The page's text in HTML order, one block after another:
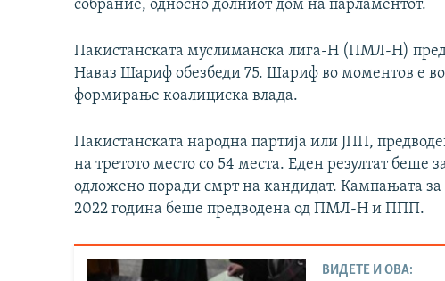
собрание, односно долниот дом на парламентот.
Пакистанската муслиманска лига-Н (ПМЛ-Н)
Наваз Шариф обезбеди 75. Шариф во моментов е во
формирање коалициска влада.
Пакистанската народна партија или ЈПП,
на третото место со 54 места. Еден резултат беше
одложено поради смрт на кандидат. Кампањата за
2022 година беше предводена од ПМЛ-Н и ППП.
ВИДЕТЕ И ОВА: